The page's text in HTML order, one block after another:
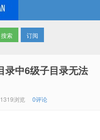
订阅
录中6级子目录无法
1319浏览 0评论